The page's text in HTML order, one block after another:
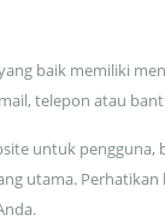
baik memiliki
telepon atau
untuk pengguna,
utama.